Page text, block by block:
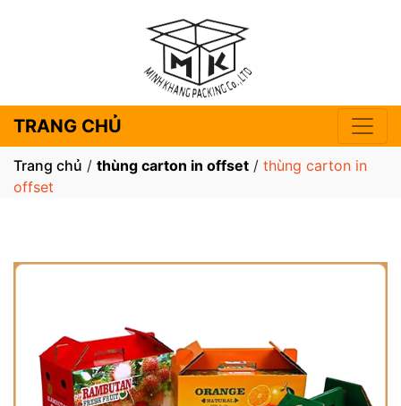
TRANG CHỦ
Trang chủ / thùng carton in offset / thùng carton in
offset